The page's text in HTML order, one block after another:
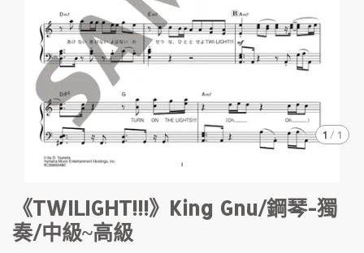
1 / 1
《TWILIGHT!!!》King Gnu/鋼琴-獨
奏/中級~高級